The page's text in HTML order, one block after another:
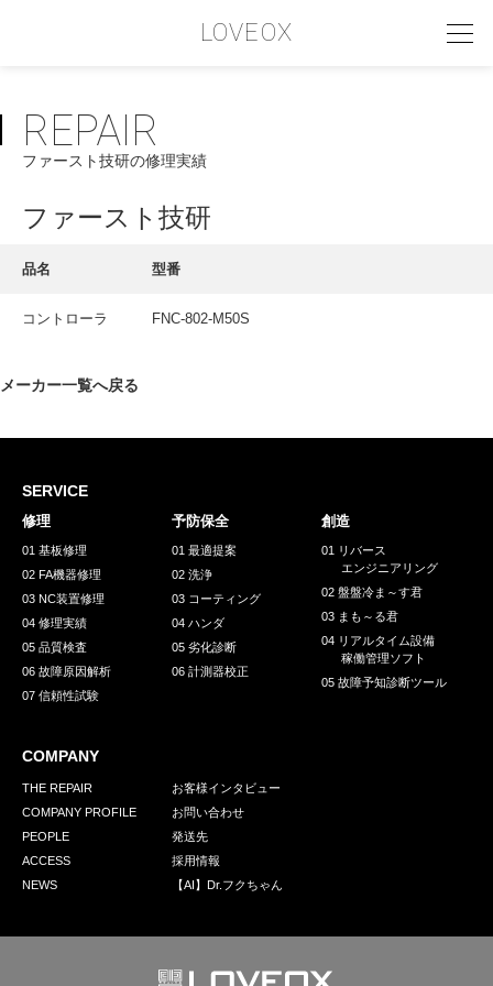
LOVEOX
PHILOSOPHY
フィロソフィー
COMPANY PROFILE
INTERVIEW
採用情報
GREEN CHALLENGE
環境への取り組み
お問い合わせ 発送先
REPAIR
ファースト技研の修理実績
ファースト技研
品名 型番
コントローラ FNC-802-M50S
メーカー一覧へ戻る
SERVICE
修理
01 基板修理
02 FA機器修理
03 NC装置修理
04 修理実績
05 品質検査
06 故障原因解析
07 信頼性試験
予防保全
01 最適提案
02 洗浄
03 コーティング
04 ハンダ
05 劣化診断
06 計測器校正
創造
01 リバース
エンジニアリング
02 盤盤冷ま～す君
03 まも～る君
04 リアルタイム設備
稼働管理ソフト
05 故障予知診断ツール
COMPANY
THE REPAIR
COMPANY PROFILE
PEOPLE
ACCESS
NEWS
お客様インタビュー
お問い合わせ
発送先
採用情報
【AI】Dr.フクちゃん